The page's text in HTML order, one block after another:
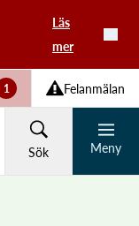
Läs
mer
1 Felanmälan
Sök Meny